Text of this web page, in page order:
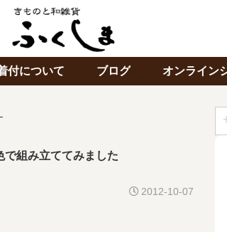
付について ブログ オンライン
で組み立ててみました
2012-10-07